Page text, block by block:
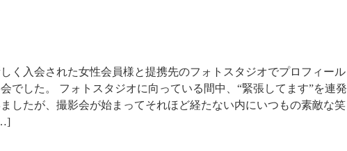
く入会された女性会員様と提携先のフォトスタジオでプロフィール
でした。 フォトスタジオに向っている間中、“緊張してます”を連発
したが、撮影会が始まってそれほど経たない内にいつもの素敵な笑